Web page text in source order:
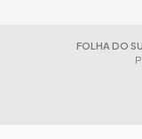
FOLHA DO